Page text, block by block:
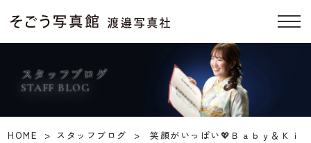
スタッフブログ
STAFF BLOG
HOME スタッフブログ
笑顔がいっぱい💖Ｂａｂｙ＆Ｋｉ